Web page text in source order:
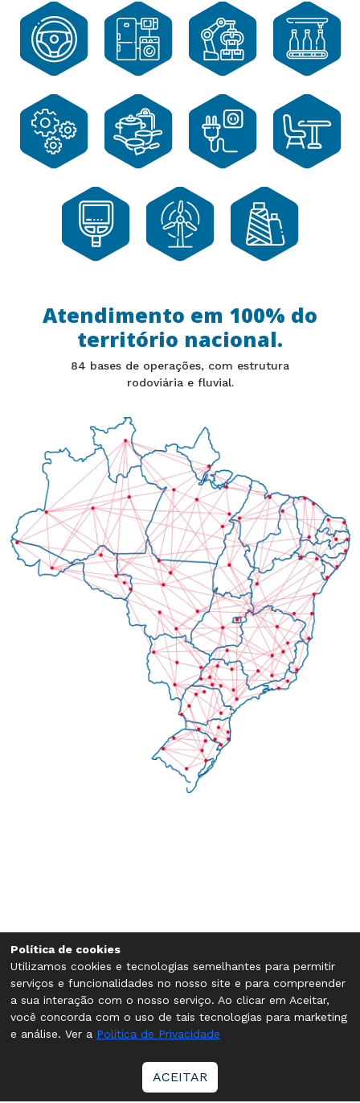
Automotivo
Linha
Branca
Automação
Industrial
Engarrafadoras
de Bebidas
Máquinas e
Equipamentos
Utensílios
Domésticos
Eletrônicos Moveleiro
Equipamentos
de Medição e
Precisão
Eólico Têxtil
Atendimento em 100% do
território nacional.
84 bases de operações, com estrutura
rodoviária e fluvial.
Política de cookies
Utilizamos cookies e tecnologias semelhantes para permitir
serviços e funcionalidades no nosso site e para compreender
a sua interação com o nosso serviço. Ao clicar em Aceitar,
você concorda com o uso de tais tecnologias para marketing
e análise. Ver a Política de Privacidade
ACEITAR